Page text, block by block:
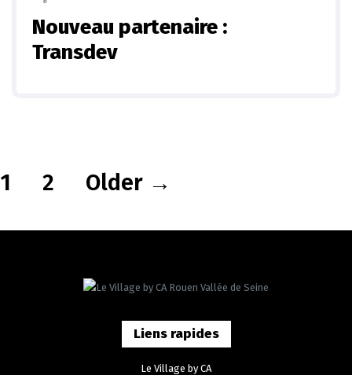
Nouveau partenaire :
Transdev
1 2 Older →
Liens rapides
Le Village by CA